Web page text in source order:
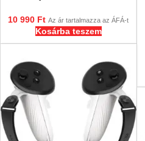
10 990 Ft Az ár tartalmazza az ÁFÁ-t
Kosárba teszem